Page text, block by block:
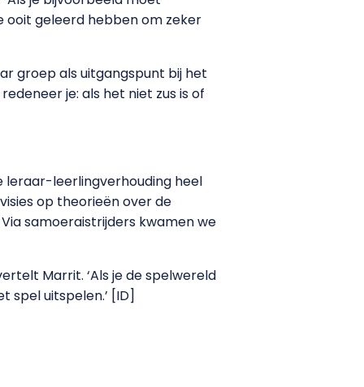
ooit geleerd hebben om zeker
groep als uitgangspunt bij het
je: als het niet zus is of
leraar-leerlingverhouding heel
op theorieën over de
samoeraistrijders kwamen we
Marrit. ‘Als je de spelwereld
spel uitspelen.’ [ID]